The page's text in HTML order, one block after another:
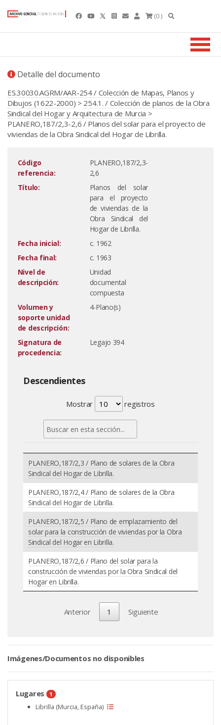
(0 )
Detalle del documento
ES.30030.AGRM/AAR-254 / Colección de Mapas, Planos y
Dibujos (1622-2000) > 254.1. / Colección de planos de la Obra
Sindical del Hogar y Arquitectura de Murcia >
PLANERO,187/2,3-2,6 / Planos del solar para el proyecto de
viviendas de la Obra Sindical del Hogar de Librilla.
Código
referencia:
PLANERO,187/2,3-
2,6
Título:
Planos del solar
para el proyecto
de viviendas de la
Obra Sindical del
Hogar de Librilla.
Fecha inicial:
c. 1962
Fecha final:
c. 1963
Nivel de
descripción:
Unidad
documental
compuesta
Volumen y
soporte unidad
de descripción:
4-Plano(s)
Signatura de
procedencia:
Legajo 394
Descendientes
Mostrar registros
PLANERO,187/2,3 / Plano de solares de la Obra
Sindical del Hogar de Librilla.
PLANERO,187/2,4 / Plano de solares de la Obra
Sindical del Hogar de Librilla.
PLANERO,187/2,5 / Plano de emplazamiento del
solar para la construcción de viviendas por la Obra
Sindical del Hogar en Librilla.
PLANERO,187/2,6 / Plano del solar para la
construcción de viviendas por la Obra Sindical del
Hogar en Librilla.
Anterior 1 Siguiente
Imágenes/Documentos no disponibles
Lugares 1
Librilla (Murcia, España)